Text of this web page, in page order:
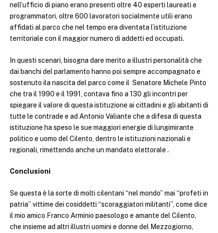
nell’ufficio di piano erano presenti oltre 40 esperti laureati e
programmatori, oltre 600 lavoratori socialmente utili erano
affidati al parco che nel tempo era diventata l’istituzione
territoriale con il maggior numero di addetti ed occupati.
In questi scenari, bisogna dare merito a illustri personalità che
dai banchi del parlamento hanno poi sempre accompagnato e
sostenuto ila nascita del parco come il Senatore Michele Pinto
che tra il 1990 e il 1991, contava fino a 130 gli incontri per
spiegare il valore di questa istituzione ai cittadini e gli abitanti di
tutte le contrade e ad Antonio Valiante che a difesa di questa
istituzione ha speso le sue maggiori energie di lungimirante
politico e uomo del Cilento, dentro le istituzioni nazionali e
regionali, rimettendo anche un mandato elettorale .
Conclusioni
Se questa è la sorte di molti cilentani “nel mondo” mai “profeti in
patria” vittime dei cosiddetti “scoraggiatori militanti”, come dice
il mio amico Franco Arminio paesologo e amante del Cilento,
che insieme ad altri illustri uomini e donne del Mezzogiorno,